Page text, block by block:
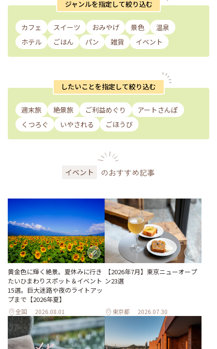
ジャンルを指定して絞り込む
カフェ スイーツ おみやげ 景色
温泉
ホテル
ごはん パン 雑貨 イベント
したいことを指定して絞り込む
週末旅 絶景旅 ご利益めぐり
アートさんぽ
くつろぐ
いやされる ごほうび
イベント のおすすめ記事
黄金色に輝く絶景。夏休みに行き
たいひまわりスポット＆イベント
15選。巨大迷路や夜のライトアッ
プまで【2026年夏】
全国 2026.08.01
【2026年7月】東京ニューオープ
ン23選
東京都 2026.07.30